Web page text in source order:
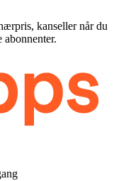
kanseller når du